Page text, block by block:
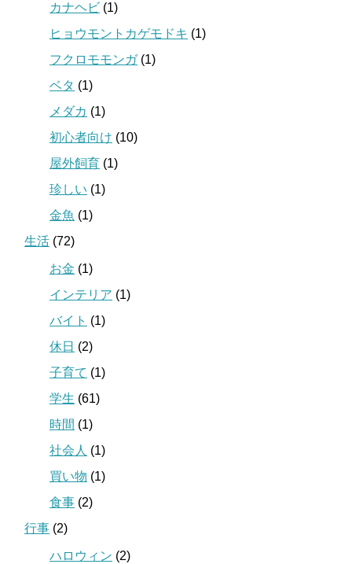
カナヘビ (1)
ヒョウモントカゲモドキ (1)
フクロモモンガ(1)
ベタ (1)
メダカ (1)
初心者向け (10)
屋外飼育 (1)
珍しい (1)
金魚 (1)
生活 (72)
お金 (1)
インテリア (1)
バイト (1)
休日 (2)
子育て (1)
学生 (61)
時間 (1)
社会人 (1)
買い物 (1)
食事 (2)
行事 (2)
ハロウィン (2)